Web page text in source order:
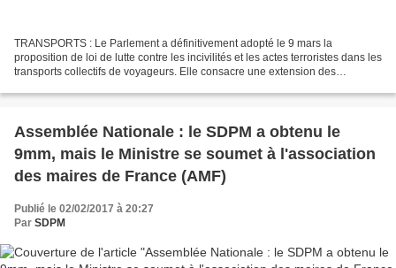
TRANSPORTS : Le Parlement a définitivement adopté le 9 mars la
proposition de loi de lutte contre les incivilités et les actes terroristes dans les
transports collectifs de voyageurs. Elle consacre une extension des
Assemblée Nationale : le SDPM a obtenu le
9mm, mais le Ministre se soumet à l'association
des maires de France (AMF)
Publié le 02/02/2017 à 20:27
Par SDPM